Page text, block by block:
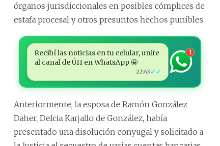
órganos jurisdiccionales en posibles cómplices de
estafa procesal y otros presuntos hechos punibles.
Recibí las noticias en tu celular, unite
al canal de ÚH en WhatsApp 🤩
22:43 ✓✓
1
Anteriormente, la esposa de Ramón González
Daher, Delcia Karjallo de González, había
presentado una disolución conyugal y solicitado a